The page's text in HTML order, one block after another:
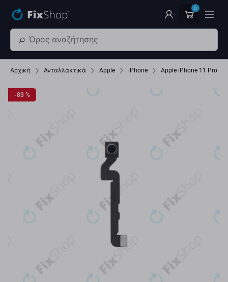
0
Αρχική Ανταλλακτικά Apple iPhone Apple iPhone 11 Pro
-83 %
-83 %